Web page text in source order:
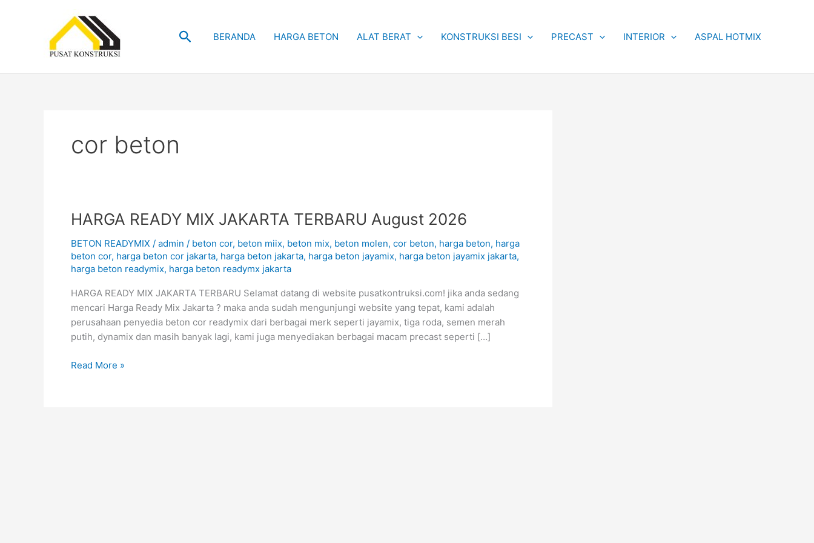
SearchBERANDA HARGA BETON ALAT BERAT KONSTRUKSI BESI PRECAST INTERIOR ASPAL HOTMIX
cor beton
HARGA READY MIX JAKARTA TERBARU August 2026
BETON READYMIX / admin / beton cor, beton miix, beton mix, beton molen, cor beton, harga beton, harga
beton cor, harga beton cor jakarta, harga beton jakarta, harga beton jayamix, harga beton jayamix jakarta,
harga beton readymix, harga beton readymx jakarta
HARGA READY MIX JAKARTA TERBARU Selamat datang di website pusatkontruksi.com! jika anda sedang
mencari Harga Ready Mix Jakarta ? maka anda sudah mengunjungi website yang tepat, kami adalah
perusahaan penyedia beton cor readymix dari berbagai merk seperti jayamix, tiga roda, semen merah
putih, dynamix dan masih banyak lagi, kami juga menyediakan berbagai macam precast seperti […]
HARGA
MIX
JAKARTA
TERBARU
August
2026
Read More »